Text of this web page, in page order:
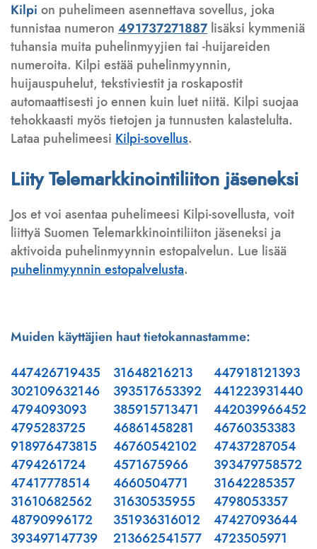
Kilpi on puhelimeen asennettava sovellus, joka
tunnistaa numeron 491737271887lisäksi kymmeniä
tuhansia muita puhelinmyyjien tai -huijareiden
numeroita. Kilpi estää puhelinmyynnin,
huijauspuhelut, tekstiviestit ja roskapostit
automaattisesti jo ennen kuin luet niitä. Kilpi suojaa
tehokkaasti myös tietojen ja tunnusten kalastelulta.
Lataa puhelimeesi Kilpi-sovellus.
Liity Telemarkkinointiliiton jäseneksi
Jos et voi asentaa puhelimeesi Kilpi-sovellusta, voit
liittyä Suomen Telemarkkinointiliiton jäseneksi ja
aktivoida puhelinmyynnin estopalvelun. Lue lisää
puhelinmyynnin estopalvelusta.
Muiden käyttäjien haut tietokannastamme:
447426719435
302109632146
4794093093
4795283725
918976473815
4794261724
47417778514
31610682562
48790996172
393497147739
31648216213
393517653392
385915713471
46861458281
46760542102
4571675966
4660504771
31630535955
351936316012
213662541577
447918121393
441223931440
442039966452
46760353383
47437287054
393479758572
31642285357
4798053357
47427093644
4723505971